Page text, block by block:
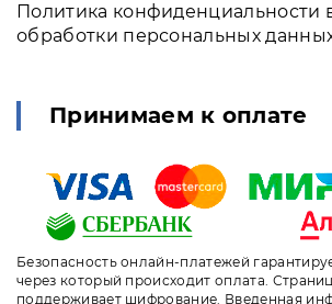
Политика конфиденциальности
обработки персональных
Принимаем к оплате
Безопасность онлайн-платежей
через который происходит оплата.
поддерживает шифрование. Введенная